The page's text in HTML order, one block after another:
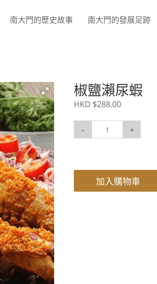
南大門的歷史故事 南大門的發展足跡
椒鹽瀨尿蝦
HKD $288.00
- +
加入購物車